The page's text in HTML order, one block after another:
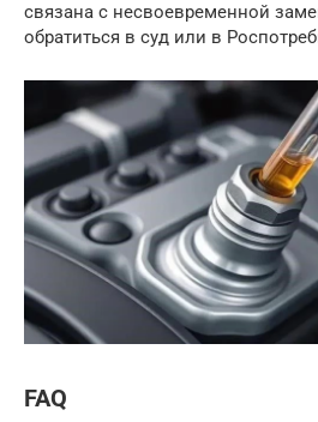
связана с несвоевременной
обратиться в суд или в
FAQ